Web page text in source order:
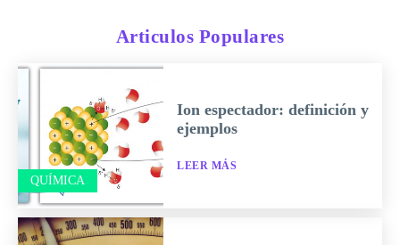
Articulos Populares
QUÍMICA
Ion espectador: definición y
ejemplos
LEER MÁS